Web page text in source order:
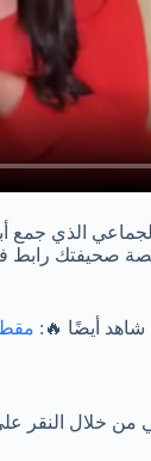
الذي جمع
رابط
شاهد أيضًا 🔥:
خلال النقر